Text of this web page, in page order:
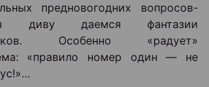
предновогодних вопросов-
диву даемся фантазии
Особенно «радует»
«правило номер один — не